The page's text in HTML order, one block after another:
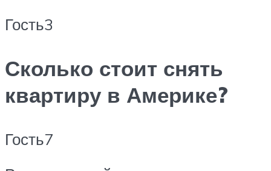
Гость3
Сколько стоит снять
квартиру в Америке?
Гость7